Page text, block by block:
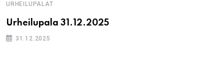
URHEILUPALAT
Urheilupala 31.12.2025
31.12.2025